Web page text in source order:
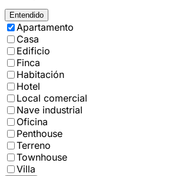
Entendido
Apartamento
Casa
Edificio
Finca
Habitación
Hotel
Local comercial
Nave industrial
Oficina
Penthouse
Terreno
Townhouse
Villa